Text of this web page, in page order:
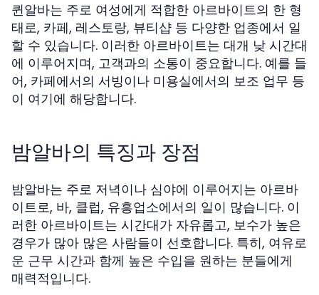
퀸알바는 주로 여성에게 적합한 아르바이트의 한 형
태로, 카페, 레스토랑, 뷰티샵 등 다양한 업종에서 일
할 수 있습니다. 이러한 아르바이트는 대개 낮 시간대
에 이루어지며, 고객과의 소통이 중요합니다. 예를 들
어, 카페에서의 서빙이나 미용실에서의 보조 업무 등
이 여기에 해당합니다.
밤알바의 특징과 장점
밤알바는 주로 저녁이나 심야에 이루어지는 아르바
이트로, 바, 클럽, 유흥업소에서의 일이 많습니다. 이
러한 아르바이트는 시간대가 자유롭고, 보수가 높은
경우가 많아 많은 사람들이 선호합니다. 특히, 여유로
운 근무 시간과 함께 높은 수입을 원하는 분들에게
매력적입니다.